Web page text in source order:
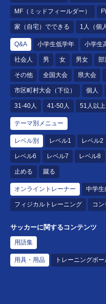
MF（ミッドフィールダー）
家（自宅）でできる 1人（個
Q&A 小学生低学年 小学生
社会人 男 女 男女 部
その他 全国大会 県大会
市区町村大会（下位） 個人
31-40人 41-50人 51人以上
テーマ別メニュー
レベル別 レベル1 レベル2
レベル6 レベル7 レベル8
止める 蹴る
オンライントレーナー 中学生
フィジカルトレーニング コ
サッカーに関するコンテンツ
用語集
用具・用品 トレーニングボー